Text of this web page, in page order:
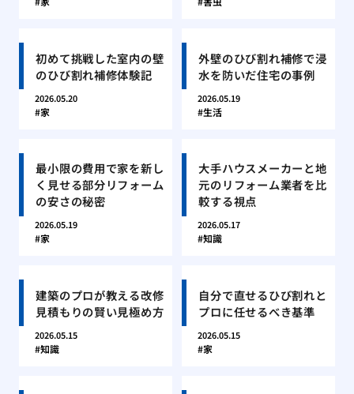
初めて挑戦した室内の壁
のひび割れ補修体験記
2026.05.20
家
外壁のひび割れ補修で浸
水を防いだ住宅の事例
2026.05.19
生活
最小限の費用で家を新し
く見せる部分リフォーム
の安さの秘密
2026.05.19
家
大手ハウスメーカーと地
元のリフォーム業者を比
較する視点
2026.05.17
知識
建築のプロが教える改修
見積もりの賢い見極め方
2026.05.15
知識
自分で直せるひび割れと
プロに任せるべき基準
2026.05.15
家